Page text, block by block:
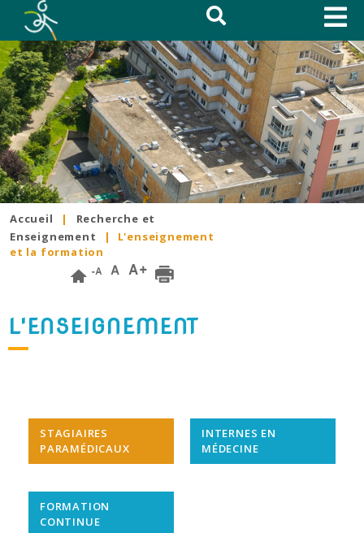
Accueil |
Recherche et
Enseignement
| L'enseignement
et la formation
L'ENSEIGNEMENT
STAGIAIRES
PARAMÉDICAUX
INTERNES EN
MÉDECINE
FORMATION
CONTINUE